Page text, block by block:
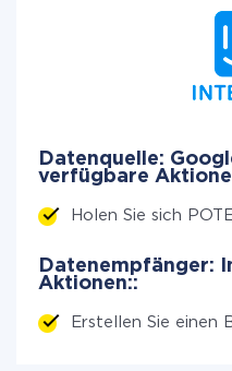
Datenquelle:
verfügbare
Holen Sie sich
Datenempfänger:
Aktionen::
Erstellen Sie einen